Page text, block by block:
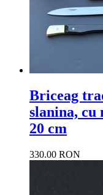
Briceag
slanina, cu
20 cm
330.00 RON